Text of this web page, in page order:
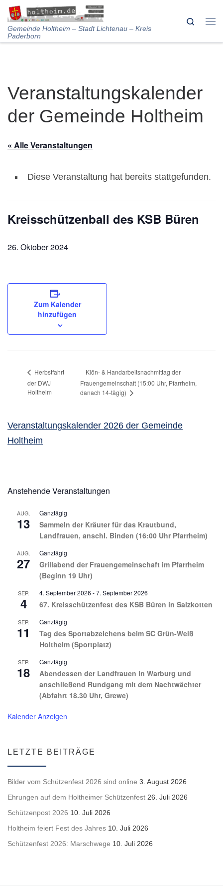
Skip to content
Gemeinde Holtheim – Stadt Lichtenau – Kreis
Paderborn
Search
Veranstaltungskalender
der Gemeinde Holtheim
« Alle Veranstaltungen
Diese Veranstaltung hat bereits stattgefunden.
Kreisschützenball des KSB Büren
26. Oktober 2024
Zum Kalender
hinzufügen
Herbstfahrt
der DWJ
Holtheim
Klön- & Handarbeitsnachmittag der
Frauengemeinschaft (15:00 Uhr, Pfarrheim,
danach 14-tägig)
Veranstaltungskalender 2026 der Gemeinde
Holtheim
Anstehende Veranstaltungen
AUG.
13
Ganztägig
Sammeln der Kräuter für das Krautbund,
Landfrauen, anschl. Binden (16:00 Uhr Pfarrheim)
AUG.
27
Ganztägig
Grillabend der Frauengemeinschaft im Pfarrheim
(Beginn 19 Uhr)
SEP.
4
4. September 2026 -7. September 2026
67. Kreisschützenfest des KSB Büren in Salzkotten
SEP.
11
Ganztägig
Tag des Sportabzeichens beim SC Grün-Weiß
Holtheim (Sportplatz)
SEP.
18
Ganztägig
Abendessen der Landfrauen in Warburg und
anschließend Rundgang mit dem Nachtwächter
(Abfahrt 18.30 Uhr, Grewe)
Kalender Anzeigen
LETZTE BEITRÄGE
Bilder vom Schützenfest 2026 sind online 3. August 2026
Ehrungen auf dem Holtheimer Schützenfest 26. Juli 2026
Schützenpost 2026 10. Juli 2026
Holtheim feiert Fest des Jahres 10. Juli 2026
Schützenfest 2026: Marschwege 10. Juli 2026